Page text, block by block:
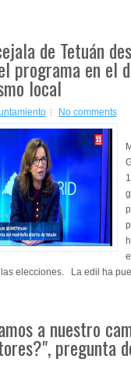
de Tetuán
programa en el
local
No comments
elecciones. La edil ha
a nuestro
pregunta